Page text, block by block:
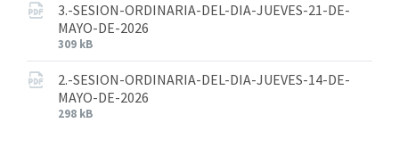
3.-SESION-ORDINARIA-DEL-DIA-JUEVES-21-DE-
MAYO-DE-2026
309 kB
2.-SESION-ORDINARIA-DEL-DIA-JUEVES-14-DE-
MAYO-DE-2026
298 kB